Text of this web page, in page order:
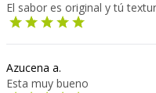
El sabor es original y tú
Azucena a.
Esta muy bueno